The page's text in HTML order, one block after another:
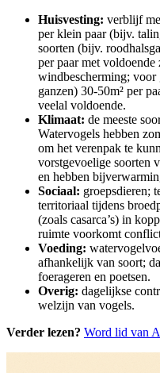
Huisvesting: verblijf
per klein paar (bijv.
soorten (bijv.
per paar met
windbescherming; voor
ganzen) 30-50m² per
veelal voldoende.
Klimaat: de meeste
Watervogels hebben
om het verenpak te
vorstgevoelige soorten
en hebben
Sociaal: groepsdieren;
territoriaal tijdens
(zoals casarca’s) in
ruimte voorkomt
Voeding:
afhankelijk van soort;
foerageren en poetsen.
Overig: dagelijkse
welzijn van vogels.
Verder lezen? Word lid van